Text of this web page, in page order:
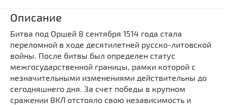
Памятники археологии
Памятники геодезии
Памятники природы
Памятники известным людям
Церкви
Монастыри
Выберите область
Выберите район
Выберите населенный пункт
Описание
Битва под Оршей 8 сентября 1514 года стала
переломной в ходе десятилетней русско-литовской
войны. После битвы был определен статус
межгосударственной границы, рамки которой с
незначительными изменениями действительны до
сегодняшнего дня. За счет победы в крупном
сражении ВКЛ отстояло свою независимость и